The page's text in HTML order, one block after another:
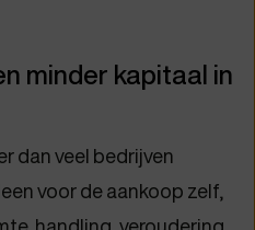
minder kapitaal in
dan veel bedrijven
voor de aankoop zelf,